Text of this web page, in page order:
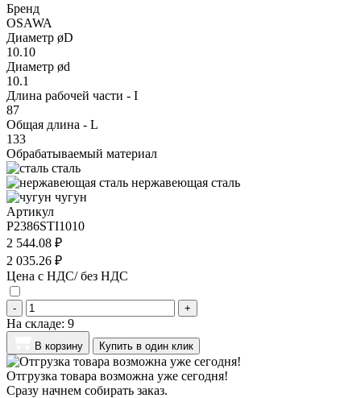
Бренд
OSAWA
Диаметр øD
10.10
Диаметр ød
10.1
Длина рабочей части - I
87
Общая длина - L
133
Обрабатываемый материал
сталь
нержавеющая сталь
чугун
Артикул
P2386STI1010
2 544.08 ₽
2 035.26 ₽
Цена с НДС/ без НДС
- +
На складе: 9
В корзину Купить в один клик
Отгрузка товара возможна уже сегодня!
Сразу начнем собирать заказ.